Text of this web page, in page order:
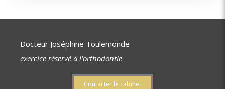
Docteur Joséphine Toulemonde
exercice réservé à l'orthodontie
Contacter le cabinet